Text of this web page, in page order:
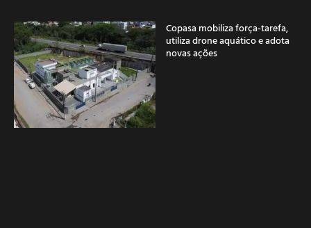
Copasa mobiliza força-tarefa,
utiliza drone aquático e adota
novas ações